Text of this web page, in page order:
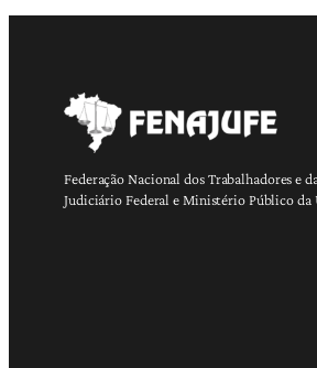
Federação Nacional dos Trabalhadores e
Judiciário Federal e Ministério Público da